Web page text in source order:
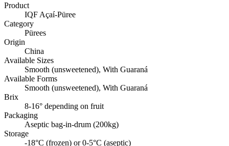
Product
IQF Açaí-Püree
Category
Pürees
Origin
China
Available Sizes
Smooth (unsweetened), With Guaraná
Available Forms
Smooth (unsweetened), With Guaraná
Brix
8-16° depending on fruit
Packaging
Aseptic bag-in-drum (200kg)
Storage
-18°C (frozen) or 0-5°C (aseptic)